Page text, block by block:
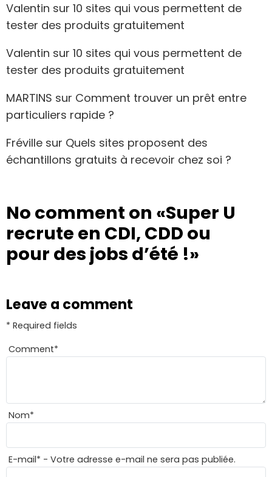
Valentin sur 10 sites qui vous permettent de
tester des produits gratuitement
Valentin sur 10 sites qui vous permettent de
tester des produits gratuitement
MARTINS sur Comment trouver un prêt entre
particuliers rapide ?
Fréville sur Quels sites proposent des
échantillons gratuits à recevoir chez soi ?
No comment on «Super U
recrute en CDI, CDD ou
pour des jobs d’été !»
Leave a comment
* Required fields
Comment*
Nom*
E-mail* - Votre adresse e-mail ne sera pas publiée.